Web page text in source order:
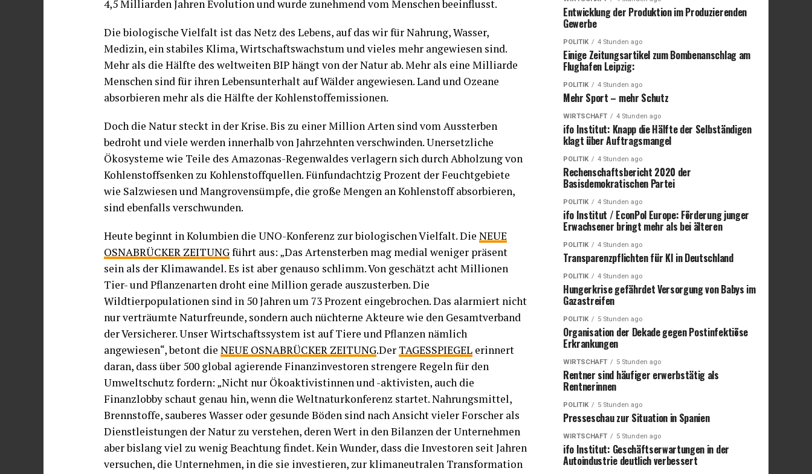
4,5 Milliarden Jahren Evolution und wurde zunehmend vom Menschen beeinflusst.
Die biologische Vielfalt ist das Netz des Lebens, auf das wir für Nahrung, Wasser,
Medizin, ein stabiles Klima, Wirtschaftswachstum und vieles mehr angewiesen sind.
Mehr als die Hälfte des weltweiten BIP hängt von der Natur ab. Mehr als eine Milliarde
Menschen sind für ihren Lebensunterhalt auf Wälder angewiesen. Land und Ozeane
absorbieren mehr als die Hälfte der Kohlenstoffemissionen.
Doch die Natur steckt in der Krise. Bis zu einer Million Arten sind vom Aussterben
bedroht und viele werden innerhalb von Jahrzehnten verschwinden. Unersetzliche
Ökosysteme wie Teile des Amazonas-Regenwaldes verlagern sich durch Abholzung von
Kohlenstoffsenken zu Kohlenstoffquellen. Fünfundachtzig Prozent der Feuchtgebiete
wie Salzwiesen und Mangrovensümpfe, die große Mengen an Kohlenstoff absorbieren,
sind ebenfalls verschwunden.
Heute beginnt in Kolumbien die UNO-Konferenz zur biologischen Vielfalt. Die NEUE
OSNABRÜCKER ZEITUNGführt aus: „Das Artensterben mag medial weniger präsent
sein als der Klimawandel. Es ist aber genauso schlimm. Von geschätzt acht Millionen
Tier- und Pflanzenarten droht eine Million gerade auszusterben. Die
Wildtierpopulationen sind in 50 Jahren um 73 Prozent eingebrochen. Das alarmiert nicht
nur verträumte Naturfreunde, sondern auch nüchterne Akteure wie den Gesamtverband
der Versicherer. Unser Wirtschaftssystem ist auf Tiere und Pflanzen nämlich
angewiesen“, betont die NEUE OSNABRÜCKER ZEITUNG.Der TAGESSPIEGEL erinnert
daran, dass über 500 global agierende Finanzinvestoren strengere Regeln für den
Umweltschutz fordern: „Nicht nur Ökoaktivistinnen und -aktivisten, auch die
Finanzlobby schaut genau hin, wenn die Weltnaturkonferenz startet. Nahrungsmittel,
Brennstoffe, sauberes Wasser oder gesunde Böden sind nach Ansicht vieler Forscher als
Dienstleistungen der Natur zu verstehen, deren Wert in den Bilanzen der Unternehmen
aber bislang viel zu wenig Beachtung findet. Kein Wunder, dass die Investoren seit Jahren
versuchen, die Unternehmen, in die sie investieren, zur klimaneutralen Transformation
Entwicklung der Produktion im Produzierenden
Gewerbe
POLITIK 4 Stunden ago
Einige Zeitungsartikel zum Bombenanschlag am
Flughafen Leipzig:
POLITIK 4 Stunden ago
Mehr Sport – mehr Schutz
WIRTSCHAFT 4 Stunden ago
ifo Institut: Knapp die Hälfte der Selbständigen
klagt über Auftragsmangel
POLITIK 4 Stunden ago
Rechenschaftsbericht 2020 der
Basisdemokratischen Partei
POLITIK 4 Stunden ago
ifo Institut / EconPol Europe: Förderung junger
Erwachsener bringt mehr als bei älteren
POLITIK 4 Stunden ago
Transparenzpflichten für KI in Deutschland
POLITIK 4 Stunden ago
Hungerkrise gefährdet Versorgung von Babys im
Gazastreifen
POLITIK 5 Stunden ago
Organisation der Dekade gegen Postinfektiöse
Erkrankungen
WIRTSCHAFT 5 Stunden ago
Rentner sind häufiger erwerbstätig als
Rentnerinnen
POLITIK 5 Stunden ago
Presseschau zur Situation in Spanien
WIRTSCHAFT 5 Stunden ago
ifo Institut: Geschäftserwartungen in der
Autoindustrie deutlich verbessert